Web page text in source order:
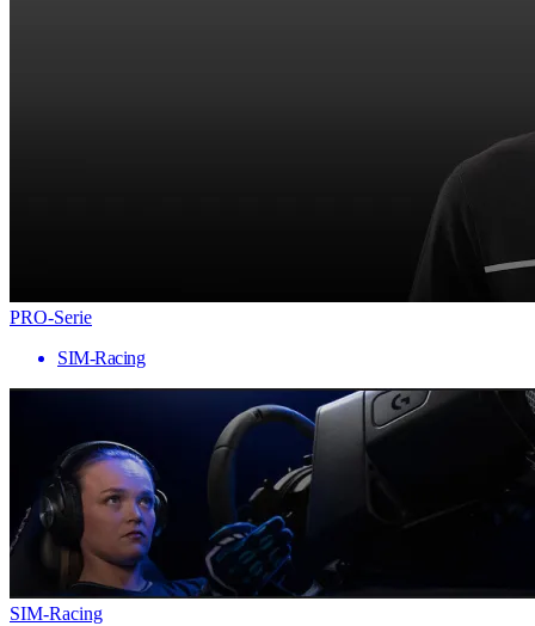
PRO-Serie
SIM-Racing
SIM-Racing